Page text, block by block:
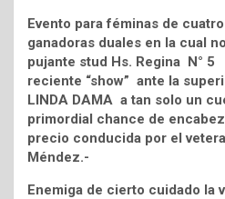
Evento para féminas de
ganadoras duales en la cual
pujante stud Hs. Regina N° 5
reciente “show” ante la
LINDA DAMA a tan solo un
primordial chance de
precio conducida por el
Méndez.-
Enemiga de cierto cuidado la